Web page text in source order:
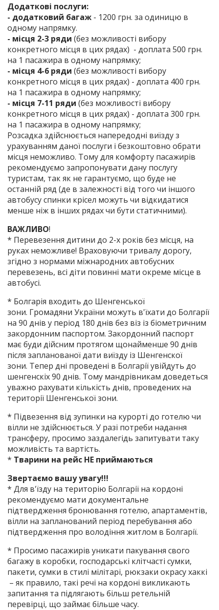
Додаткові послуги:
- додатковий багаж - 1200 грн. за одиницю в
одному напрямку.
- місця 2-3 ряди (без можливості вибору
конкретного місця в цих рядах) - доплата 500 грн.
на 1 пасажира в одному напрямку;
- місця 4-6 ряди (без можливості вибору
конкретного місця в цих рядах) - доплата 400 грн.
на 1 пасажира в одному напрямку;
- місця 7-11 ряди (без можливості вибору
конкретного місця в цих рядах) - доплата 300 грн.
на 1 пасажира в одному напрямку;
Розсадка здійснюється напередодні виїзду з
урахуванням даної послуги і безкоштовно обрати
місця неможливо. Тому для комфорту пасажирів
рекомендуємо запропонувати дану послугу
туристам, так як не гарантуємо, що буде не
останній ряд (де в залежності від того чи іншого
автобусу спинки крісел можуть чи відкидатися
менше ніж в інших рядах чи бути статичними).
ВАЖЛИВО!
* Перевезення дитини до 2-х років без місця, на
руках неможливе! Враховуючи тривалу дорогу,
згідно з нормами міжнародних автобусних
перевезень, всі діти повинні мати окреме місце в
автобусі.
* Болгарія входить до Шенгенської
зони. Громадяни України можуть в'їхати до Болгарії
на 90 днів у період 180 днів без віз із біометричним
закордонним паспортом. Закордонний паспорт
має буди дійсним протягом щонайменше 90 днів
після запланованої дати виїзду із Шенгенскої
зони. Тепер дні проведені в Болгарії увійдуть до
шенгенскіх 90 днів. Тому мандрівникам доведеться
уважно рахувати кількість днів, проведених на
території Шенгенської зони.
* Підвезення від зупинки на курорті до готелю чи
вілли не здійснюється. У разі потреби надання
трансферу, просимо заздалегідь запитувати таку
можливість та вартість.
* Тварини на рейс НЕ приймаються
Звертаємо вашу увагу!!!
* Для в'їзду на територію Болгарії на кордоні
рекомендуємо мати документальне
підтвердження бронювання готелю, апартаментів,
вілли на запланований період перебування або
підтвердження про володіння житлом в Болгарії.
* Просимо пасажирів уникати пакування свого
багажу в коробки, господарські клітчасті сумки,
пакети, сумки в стилі мілітарі, рюкзаки окрасу хаккі
– як правило, такі речі на кордоні викликають
запитання та підлягають більш ретельній
перевірці, що займає більше часу.